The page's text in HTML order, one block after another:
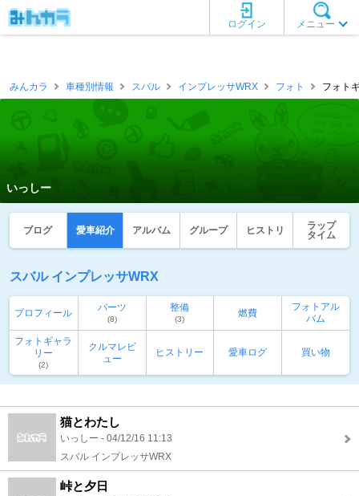
メニュー
ログイン
みんカラ 車種別情報 スバル インプレッサWRX フォト フォト
いっしー
ブログ 愛車紹介 アルバム グループ ヒストリ
ラップ
タイム
スバル インプレッサWRX
プロフィール パーツ
(8)
整備
(3)
燃費
フォトアル
バム
フォトギャラ
リー
(2)
クルマレビ
ュー
ヒストリー 愛車ログ 買い物
猫とわたし
いっしー - 04/12/16 11:13
スバル インプレッサWRX
峠と夕日